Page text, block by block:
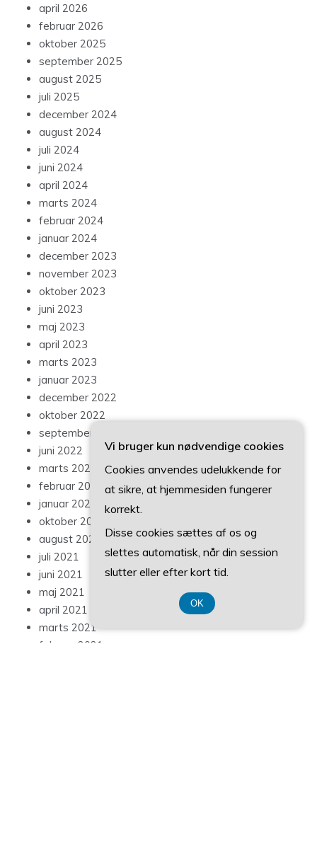
april 2026
februar 2026
oktober 2025
september 2025
august 2025
juli 2025
december 2024
august 2024
juli 2024
juni 2024
april 2024
marts 2024
februar 2024
januar 2024
december 2023
november 2023
oktober 2023
juni 2023
maj 2023
april 2023
marts 2023
januar 2023
december 2022
oktober 2022
september 2022
juni 2022
marts 2022
februar 2022
januar 2022
oktober 2021
august 2021
juli 2021
juni 2021
maj 2021
april 2021
marts 2021
februar 2021
Vi bruger kun nødvendige cookies
Cookies anvendes udelukkende for
at sikre, at hjemmesiden fungerer
korrekt.
Disse cookies sættes af os og
slettes automatisk, når din session
slutter eller efter kort tid.
OK